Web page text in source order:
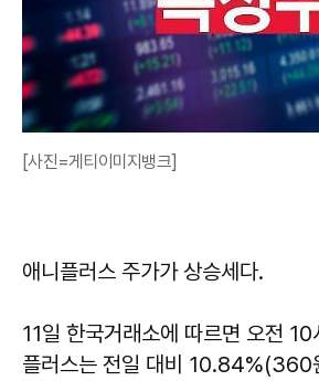
[사진=게티이미지뱅크]
애니플러스 주가가 상승세다.
11일 한국거래소에 따르면 오전
플러스는 전일 대비